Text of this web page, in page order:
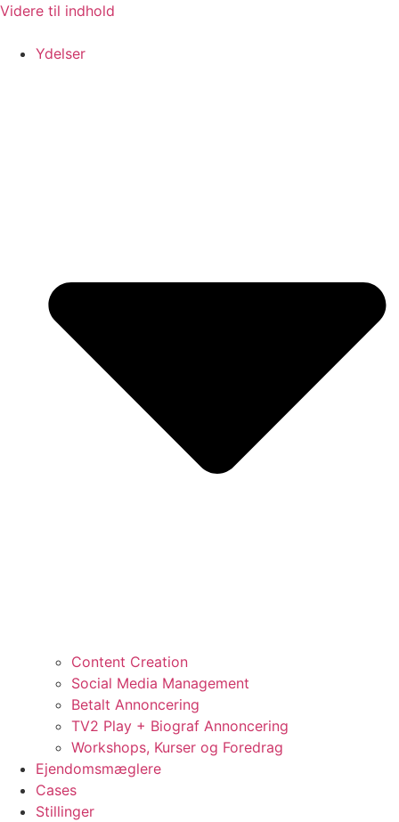
Videre til indhold
Ydelser
Content Creation
Social Media Management
Betalt Annoncering
TV2 Play + Biograf Annoncering
Workshops, Kurser og Foredrag
Ejendomsmæglere
Cases
Stillinger